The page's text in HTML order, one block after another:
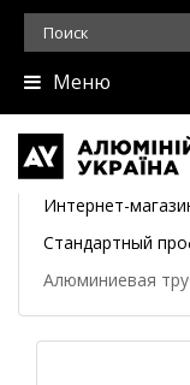
Меню
Интернет-
Стандартный
Алюминиевая